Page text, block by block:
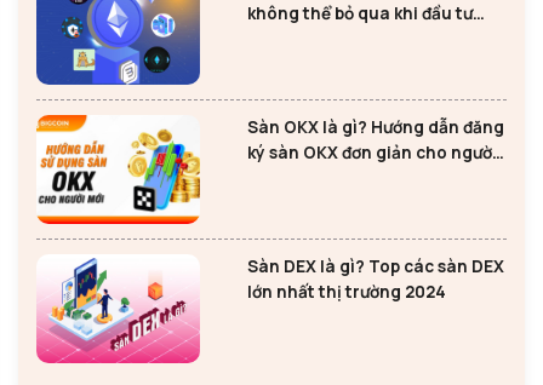
không thể bỏ qua khi đầu tư
Sàn OKX là gì? Hướng dẫn đăng
ký sàn OKX đơn giản cho người
Sàn DEX là gì? Top các sàn DEX
lớn nhất thị trường 2024